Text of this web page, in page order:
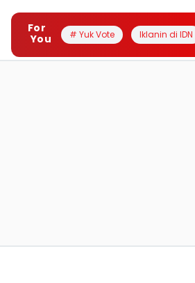
For
You
# Yuk Vote Iklanin di IDN